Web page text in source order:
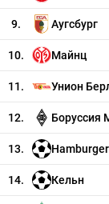
9. Аугсбург
10. Майнц
11. Унион
12. Боруссия
13.
14. Кельн